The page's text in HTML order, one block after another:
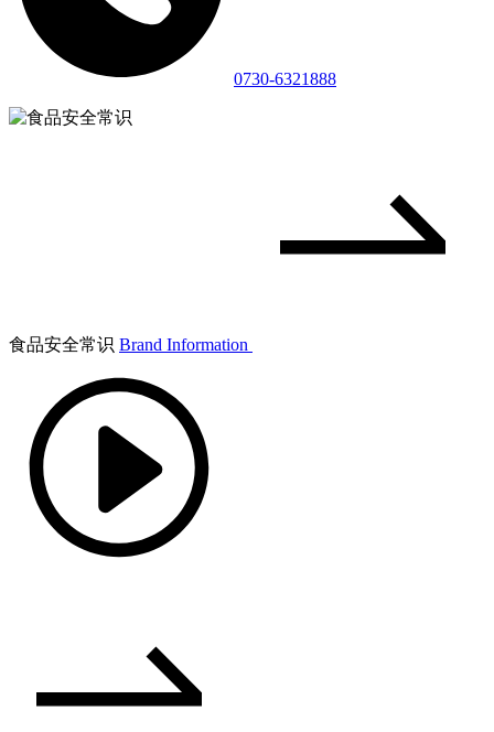
0730-6321888
食品安全常识 Brand Information